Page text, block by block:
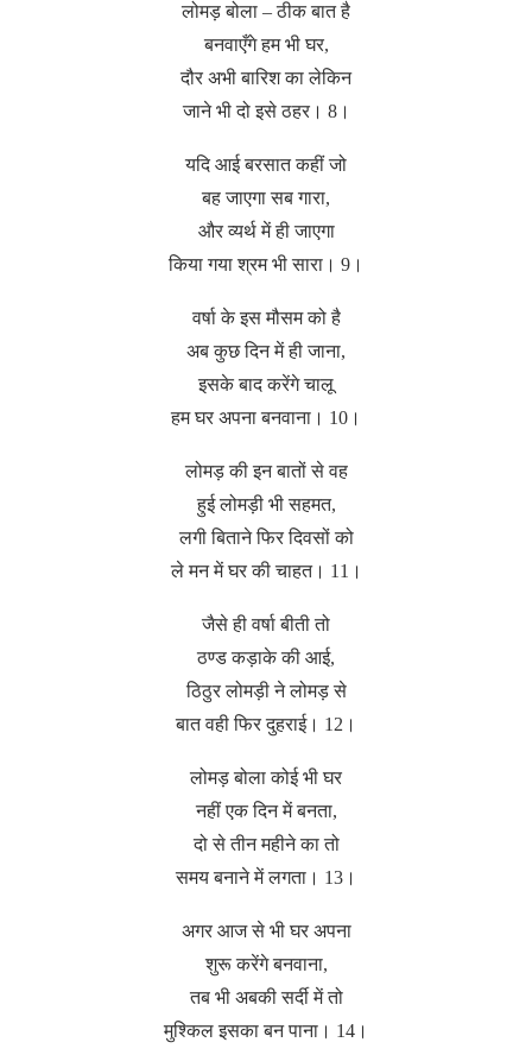
लोमड़ बोला – ठीक बात है
बनवाएँगे हम भी घर,
दौर अभी बारिश का लेकिन
जाने भी दो इसे ठहर। 8।
यदि आई बरसात कहीं जो
बह जाएगा सब गारा,
और व्यर्थ में ही जाएगा
किया गया श्रम भी सारा। 9।
वर्षा के इस मौसम को है
अब कुछ दिन में ही जाना,
इसके बाद करेंगे चालू
हम घर अपना बनवाना। 10।
लोमड़ की इन बातों से वह
हुई लोमड़ी भी सहमत,
लगी बिताने फिर दिवसों को
ले मन में घर की चाहत। 11।
जैसे ही वर्षा बीती तो
ठण्ड कड़ाके की आई,
ठिठुर लोमड़ी ने लोमड़ से
बात वही फिर दुहराई। 12।
लोमड़ बोला कोई भी घर
नहीं एक दिन में बनता,
दो से तीन महीने का तो
समय बनाने में लगता। 13।
अगर आज से भी घर अपना
शुरू करेंगे बनवाना,
तब भी अबकी सर्दी में तो
मुश्किल इसका बन पाना। 14।